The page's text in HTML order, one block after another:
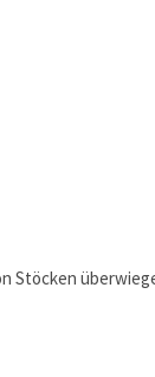
Stöcken